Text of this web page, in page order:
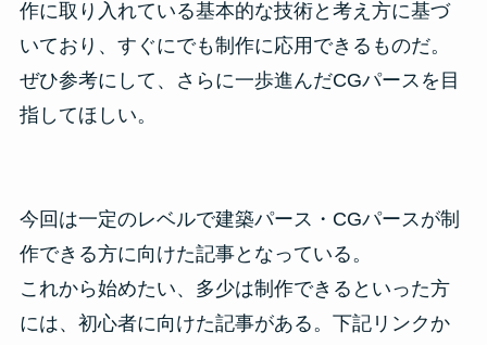
作に取り入れている基本的な技術と考え方に基づ
いており、すぐにでも制作に応用できるものだ。
ぜひ参考にして、さらに一歩進んだCGパースを目
指してほしい。
今回は一定のレベルで建築パース・CGパースが制
作できる方に向けた記事となっている。
これから始めたい、多少は制作できるといった方
には、初心者に向けた記事がある。下記リンクか